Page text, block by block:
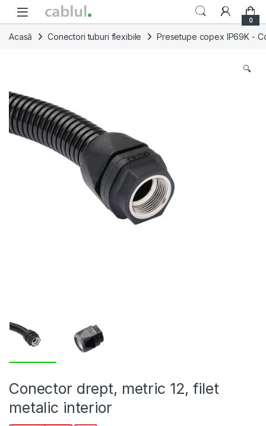
Skip to navigation
Skip to content
0
Acasă Conectori tuburi flexibile Presetupe copex IP69K -
🔍
Conector drept, metric 12, filet
metalic interior